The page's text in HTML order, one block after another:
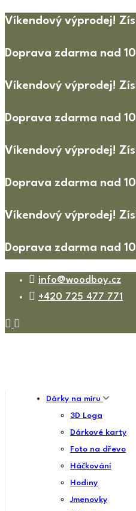
Víkendový výprodej!
Doprava zdarma nad
Víkendový výprodej!
Doprava zdarma nad
Víkendový výprodej!
Doprava zdarma nad
Víkendový výprodej!
Doprava zdarma nad
info@woodboy.cz
+420 725 477 771
Dárky na míru
3D Loga
Dárkové karty
Foto na dřevo
Háčkování
Hodiny
Jmenovky